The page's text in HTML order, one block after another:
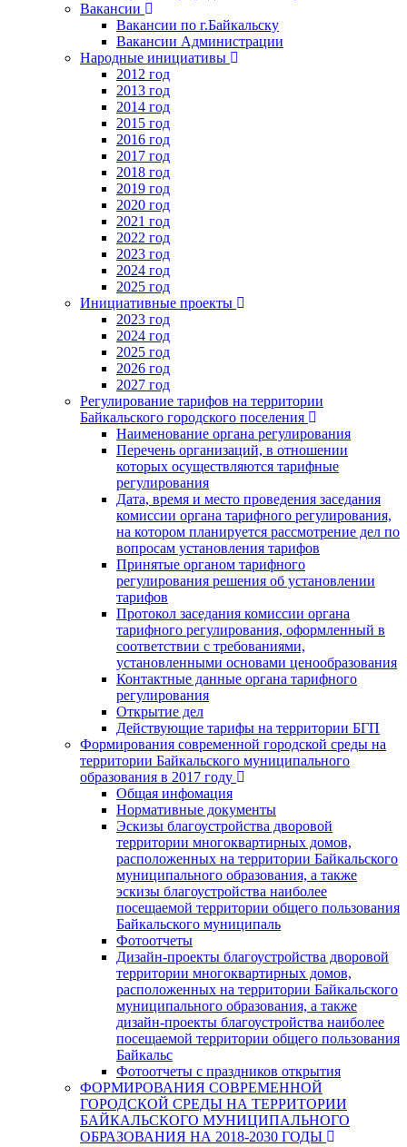
Вакансии
Вакансии по г.Байкальску
Вакансии Администрации
Народные инициативы
2012 год
2013 год
2014 год
2015 год
2016 год
2017 год
2018 год
2019 год
2020 год
2021 год
2022 год
2023 год
2024 год
2025 год
Инициативные проекты
2023 год
2024 год
2025 год
2026 год
2027 год
Регулирование тарифов на территории
Байкальского городского поселения
Наименование органа регулирования
Перечень организаций, в отношении
которых осуществляются тарифные
регулирования
Дата, время и место проведения заседания
комиссии органа тарифного регулирования,
на котором планируется рассмотрение дел по
вопросам установления тарифов
Принятые органом тарифного
регулирования решения об установлении
тарифов
Протокол заседания комиссии органа
тарифного регулирования, оформленный в
соответствии с требованиями,
установленными основами ценообразования
Контактные данные органа тарифного
регулирования
Открытие дел
Действующие тарифы на территории БГП
Формирования современной городской среды на
территории Байкальского муниципального
образования в 2017 году
Общая инфомация
Нормативные документы
Эскизы благоустройства дворовой
территории многоквартирных домов,
расположенных на территории Байкальского
муниципального образования, а также
эскизы благоустройства наиболее
посещаемой территории общего пользования
Байкальского муниципаль
Фотоотчеты
Дизайн-проекты благоустройства дворовой
территории многоквартирных домов,
расположенных на территории Байкальского
муниципального образования, а также
дизайн-проекты благоустройства наиболее
посещаемой территории общего пользования
Байкальс
Фотоотчеты с праздников открытия
ФОРМИРОВАНИЯ СОВРЕМЕННОЙ
ГОРОДСКОЙ СРЕДЫ НА ТЕРРИТОРИИ
БАЙКАЛЬСКОГО МУНИЦИПАЛЬНОГО
ОБРАЗОВАНИЯ НА 2018-2030 ГОДЫ